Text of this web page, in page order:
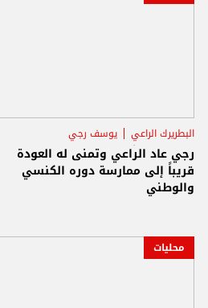
البطريرك الراعي
يوسف رجي
مستشفى أوتيل ديو
رجي عاد الراعي وتمنى له العودة
قريباً إلى ممارسة دوره الكنسي
والوطني
محليات